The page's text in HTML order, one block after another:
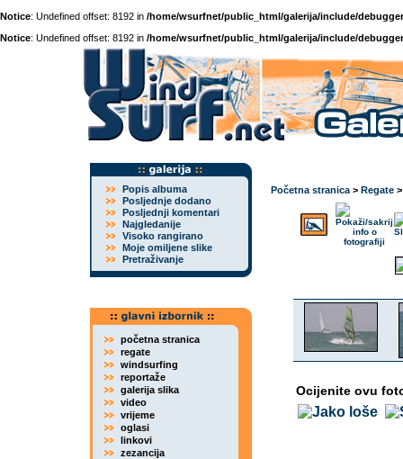
Notice: Undefined offset: 8192 in /home/wsurfnet/public_html/galerija/include/
Notice: Undefined offset: 8192 in /home/wsurfnet/public_html/galerija/include/
Popis albuma
Posljednje dodano
Posljednji komentari
Najgledanije
Visoko rangirano
Moje omiljene slike
Pretraživanje
početna stranica
regate
windsurfing
reportaže
galerija slika
video
vrijeme
oglasi
linkovi
zezancija
Početna stranica > Regate
Ocijenite ovu